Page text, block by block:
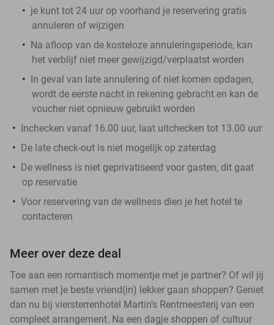
je kunt tot 24 uur op voorhand je reservering gratis
annuleren of wijzigen
Na afloop van de kosteloze annuleringsperiode, kan
het verblijf niet meer gewijzigd/verplaatst worden
In geval van late annulering of niet komen opdagen,
wordt de eerste nacht in rekening gebracht en kan de
voucher niet opnieuw gebruikt worden
Inchecken vanaf 16.00 uur, laat uitchecken tot 13.00 uur
De late check-out is niet mogelijk op zaterdag
De wellness is niet geprivatiseerd voor gasten, dit gaat
op reservatie
Voor reservering van de wellness dien je het hotel te
contacteren
Meer over deze deal
Toe aan een romantisch momentje met je partner? Of wil jij
samen met je beste vriend(in) lekker gaan shoppen? Geniet
dan nu bij viersterrenhotel Martin's Rentmeesterij van een
compleet arrangement. Na een dagje shoppen of cultuur